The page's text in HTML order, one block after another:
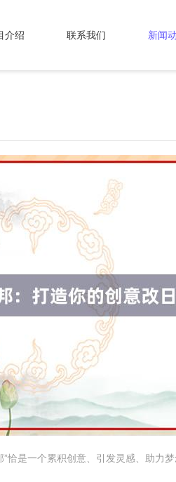
介绍 联系我们 新闻
是一个累积创意、引发灵感、助力